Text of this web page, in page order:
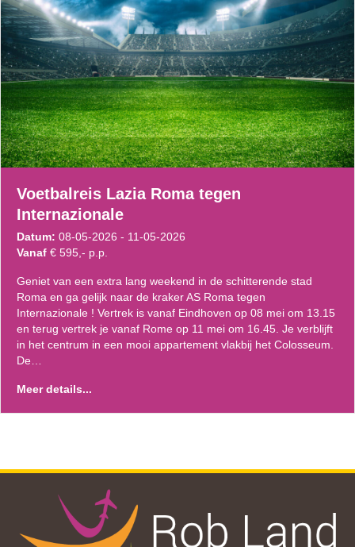
Voetbalreis Lazia Roma tegen
Internazionale
Datum: 08-05-2026 - 11-05-2026
Vanaf € 595,- p.p.
Geniet van een extra lang weekend in de schitterende stad
Roma en ga gelijk naar de kraker AS Roma tegen
Internazionale ! Vertrek is vanaf Eindhoven op 08 mei om 13.15
en terug vertrek je vanaf Rome op 11 mei om 16.45. Je verblijft
in het centrum in een mooi appartement vlakbij het Colosseum.
De…
Meer details...